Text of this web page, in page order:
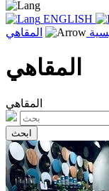
ENGLISH
المقاهي
المقاهي
المقاهي